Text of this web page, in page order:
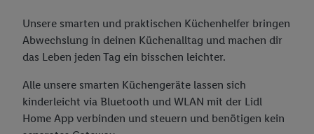
Unsere smarten und praktischen Küchenhelfer bringen
Abwechslung in deinen Küchenalltag und machen dir
das Leben jeden Tag ein bisschen leichter.
Alle unsere smarten Küchengeräte lassen sich
kinderleicht via Bluetooth und WLAN mit der Lidl
Home App verbinden und steuern und benötigen kein